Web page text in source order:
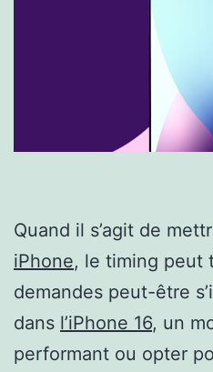
Quand il s’agit de
iPhone, le timing peut
demandes peut-être
dans l’iPhone 16, un
performant ou opter